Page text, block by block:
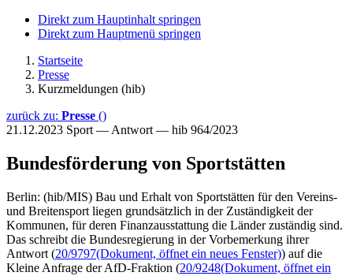
Direkt zum Hauptinhalt springen
Direkt zum Hauptmenü springen
Startseite
Presse
Kurzmeldungen (hib)
zurück zu: Presse ()
21.12.2023 Sport — Antwort — hib 964/2023
Bundesförderung von Sportstätten
Berlin: (hib/MIS) Bau und Erhalt von Sportstätten für den Vereins-
und Breitensport liegen grundsätzlich in der Zuständigkeit der
Kommunen, für deren Finanzausstattung die Länder zuständig sind.
Das schreibt die Bundesregierung in der Vorbemerkung ihrer
Antwort (20/9797(Dokument, öffnet ein neues Fenster)) auf die
Kleine Anfrage der AfD-Fraktion (20/9248(Dokument, öffnet ein